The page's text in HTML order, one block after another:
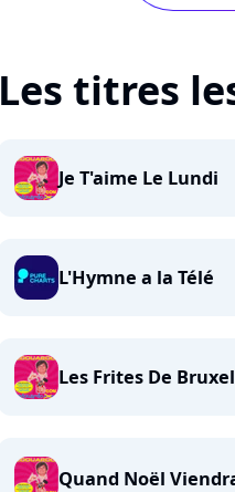
Les titres
Je T'aime Le Lundi
L'Hymne a la Télé
Les Frites De
Quand Noël